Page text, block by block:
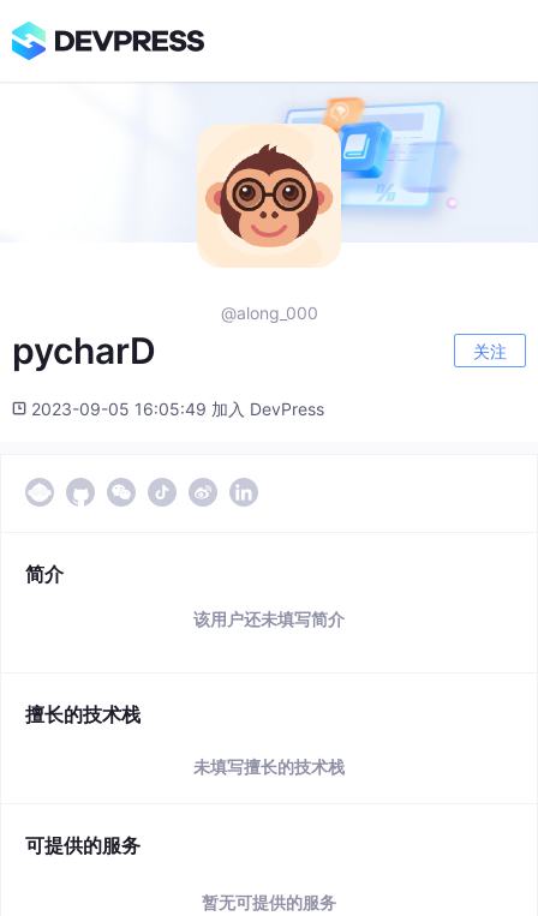
@along_000
pycharD 关注
2023-09-05 16:05:49 加入 DevPress
简介
该用户还未填写简介
擅长的技术栈
未填写擅长的技术栈
可提供的服务
暂无可提供的服务